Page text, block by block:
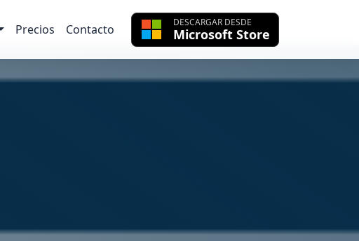
Precios Contacto DESCARGAR DESDE
Microsoft Store